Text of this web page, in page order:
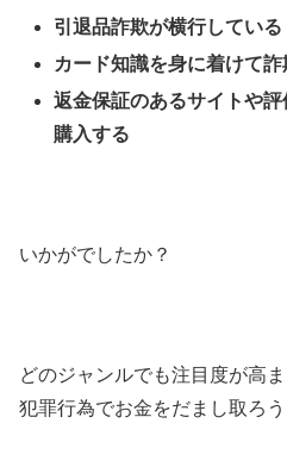
引退品詐欺が横行している
カード知識を身に着けて
返金保証のあるサイトや
購入する
いかがでしたか？
どのジャンルでも注目度が高
犯罪行為でお金をだまし取ろ